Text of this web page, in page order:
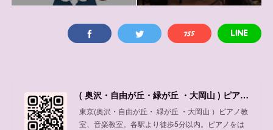
( 奥沢・自由が丘・緑が丘 ・大岡山 ) ピアノ教室、音楽教室
東京(奥沢・自由が丘・ 緑が丘 ・大岡山 ）ピアノ教
室、音楽教室。各駅より徒歩5分以内。ピアノをは